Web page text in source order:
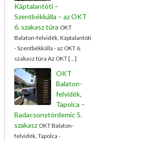
Káptalantóti –
Szentbékkálla – az OKT
6. szakasz túra OKT
Balaton-felvidék, Káptalantóti
- Szentbékkálla - az OKT 6.
szakasz túra Az OKT […]
OKT
Balaton-
felvidék,
Tapolca –
Badacsonytördemic 5.
szakasz OKT Balaton-
felvidék, Tapolca -